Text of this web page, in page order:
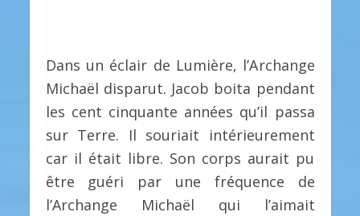
Dans un éclair de Lumière, l’Archange
Michaël disparut. Jacob boita pendant
les cent cinquante années qu’il passa
sur Terre. Il souriait intérieurement
car il était libre. Son corps aurait pu
être guéri par une fréquence de
l’Archange Michaël qui l’aimait